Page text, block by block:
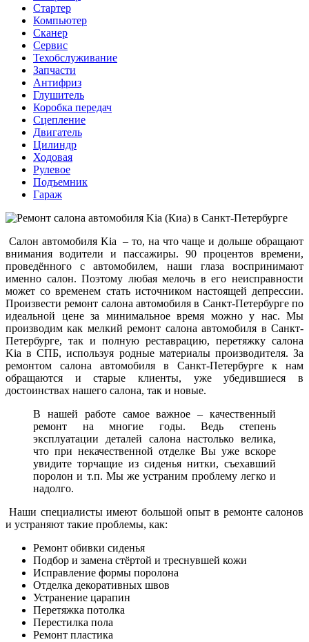
Стартер
Компьютер
Сканер
Сервис
Техобслуживание
Запчасти
Антифриз
Глушитель
Коробка передач
Сцепление
Двигатель
Цилиндр
Ходовая
Рулевое
Подъемник
Гараж
Салон автомобиля Kia – то, на что чаще и дольше обращают
внимания водители и пассажиры. 90 процентов времени,
проведённого с автомобилем, наши глаза воспринимают
именно салон. Поэтому любая мелочь в его неисправности
может со временем стать источником настоящей депрессии.
Произвести ремонт салона автомобиля в Санкт-Петербурге по
идеальной цене за минимальное время можно у нас. Мы
производим как мелкий ремонт салона автомобиля в Санкт-
Петербурге, так и полную реставрацию, перетяжку салона
Kia в СПБ, используя родные материалы производителя. За
ремонтом салона автомобиля в Санкт-Петербурге к нам
обращаются и старые клиенты, уже убедившиеся в
достоинствах нашего салона, так и новые.
В нашей работе самое важное – качественный
ремонт на многие годы. Ведь степень
эксплуатации деталей салона настолько велика,
что при некачественной отделке Вы уже вскоре
увидите торчащие из сиденья нитки, съехавший
поролон и т.п. Мы же устраним проблему легко и
надолго.
Наши специалисты имеют большой опыт в ремонте салонов
и устраняют такие проблемы, как:
Ремонт обивки сиденья
Подбор и замена стёртой и треснувшей кожи
Исправление формы поролона
Отделка декоративных швов
Устранение царапин
Перетяжка потолка
Перестилка пола
Ремонт пластика